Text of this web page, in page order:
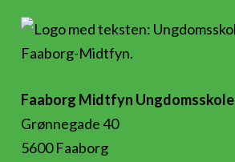
Faaborg Midtfyn Ungdomsskole
Grønnegade 40
5600 Faaborg